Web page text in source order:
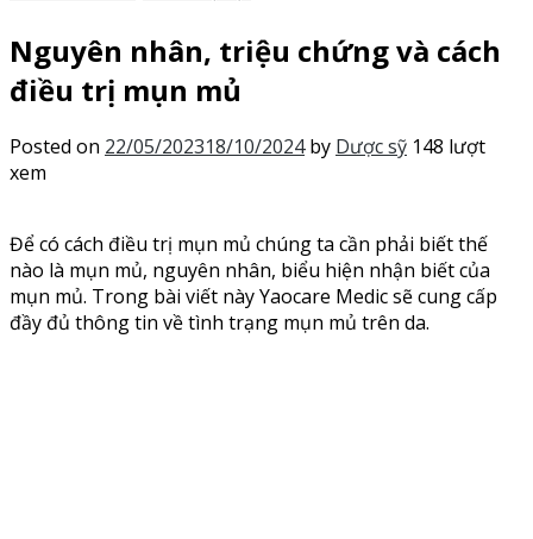
Nguyên nhân, triệu chứng và cách
điều trị mụn mủ
Posted on 22/05/202318/10/2024by Dược sỹ 148 lượt
xem
Để có cách điều trị mụn mủ chúng ta cần phải biết thế
nào là mụn mủ, nguyên nhân, biểu hiện nhận biết của
mụn mủ. Trong bài viết này Yaocare Medic sẽ cung cấp
đầy đủ thông tin về tình trạng mụn mủ trên da.